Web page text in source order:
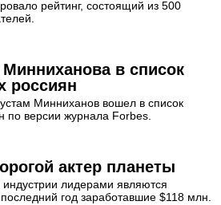
рейтинг, состоящий из 500
в список
россиян
Минниханов вошел в список
по версии журнала Forbes.
актер планеты
лидерами являются
год заработавшие $118 млн.